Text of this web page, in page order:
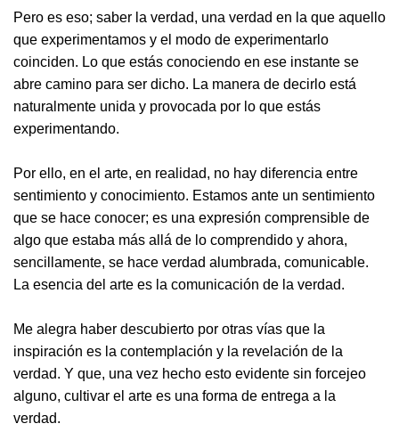
Pero es eso; saber la verdad, una verdad en la que aquello
que experimentamos y el modo de experimentarlo
coinciden. Lo que estás conociendo en ese instante se
abre camino para ser dicho. La manera de decirlo está
naturalmente unida y provocada por lo que estás
experimentando.
Por ello, en el arte, en realidad, no hay diferencia entre
sentimiento y conocimiento. Estamos ante un sentimiento
que se hace conocer; es una expresión comprensible de
algo que estaba más allá de lo comprendido y ahora,
sencillamente, se hace verdad alumbrada, comunicable.
La esencia del arte es la comunicación de la verdad.
Me alegra haber descubierto por otras vías que la
inspiración es la contemplación y la revelación de la
verdad. Y que, una vez hecho esto evidente sin forcejeo
alguno, cultivar el arte es una forma de entrega a la
verdad.